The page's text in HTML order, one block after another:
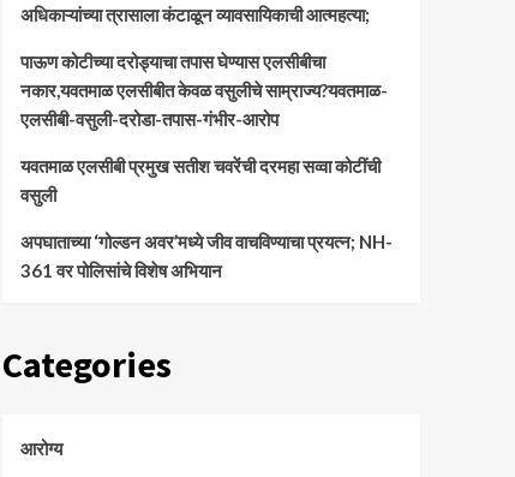
अधिकाऱ्यांच्या त्रासाला कंटाळून व्यावसायिकाची आत्महत्या;
पाऊण कोटीच्या दरोड्याचा तपास घेण्यास एलसीबीचा
नकार,यवतमाळ एलसीबीत केवळ वसुलीचे साम्राज्य?यवतमाळ-
एलसीबी-वसुली-दरोडा-तपास-गंभीर-आरोप
यवतमाळ एलसीबी प्रमुख सतीश चवरेंची दरमहा सव्वा कोटींची
वसुली
अपघाताच्या ‘गोल्डन अवर’मध्ये जीव वाचविण्याचा प्रयत्न; NH-
361 वर पोलिसांचे विशेष अभियान
Categories
आरोग्य